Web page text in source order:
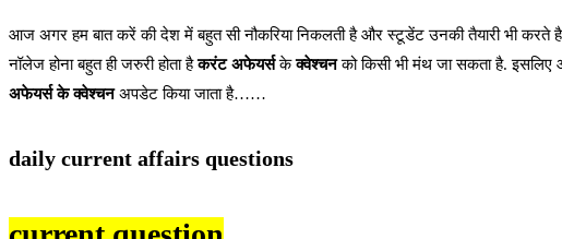
आज अगर हम बात करें की देश में बहुत सी नौकरिया निकलती है और स्टूडेंट उनकी तैयारी भी करते
नॉलेज होना बहुत ही जरुरी होता हैकरंट अफेयर्सकेक्वेश्चनको किसी भी मंथ जा सकता है.
अफेयर्स के क्वेश्चनअपडेट किया जाता है……
daily current affairs questions